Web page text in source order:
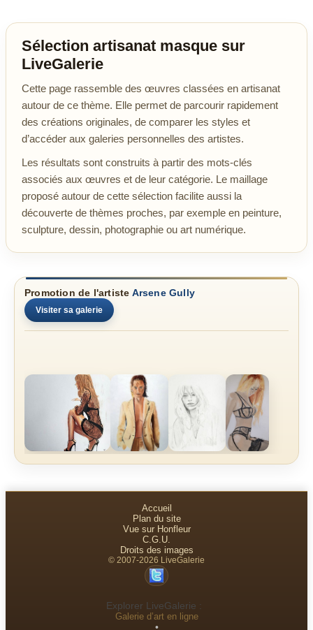
Sélection artisanat masque sur
LiveGalerie
Cette page rassemble des œuvres classées en artisanat
autour de ce thème. Elle permet de parcourir rapidement
des créations originales, de comparer les styles et
d’accéder aux galeries personnelles des artistes.
Les résultats sont construits à partir des mots-clés
associés aux œuvres et de leur catégorie. Le maillage
proposé autour de cette sélection facilite aussi la
découverte de thèmes proches, par exemple en peinture,
sculpture, dessin, photographie ou art numérique.
Promotion de l'artiste Arsene Gully
Visiter sa galerie
Accueil
Plan du site
Vue sur Honfleur
C.G.U.
Droits des images
© 2007-2026 LiveGalerie
Explorer LiveGalerie :
Galerie d’art en ligne
•